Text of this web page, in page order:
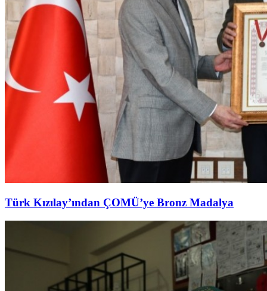
Türk Kızılay’ından ÇOMÜ’ye Bronz Madalya